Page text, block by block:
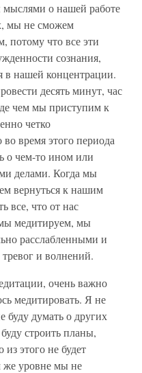
мыслями о нашей работе
мы не сможем
потому что все эти
сознания,
в нашей концентрации.
десять минут, час
чем мы приступим к
четко
время этого периода
о чем-то ином или
делами. Когда мы
вернуться к нашим
все, что от нас
медитируем, мы
расслабленными и
и волнений.
очень важно
медитировать. Я не
буду думать о других
строить планы,
этого не будет
же уровне мы не